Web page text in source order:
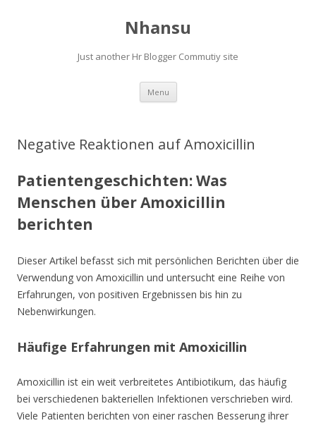
Nhansu
Just another Hr Blogger Commutiy site
Menu Skip to content
Negative Reaktionen auf Amoxicillin
Patientengeschichten: Was
Menschen über Amoxicillin
berichten
Dieser Artikel befasst sich mit persönlichen Berichten über die
Verwendung von Amoxicillin und untersucht eine Reihe von
Erfahrungen, von positiven Ergebnissen bis hin zu
Nebenwirkungen.
Häufige Erfahrungen mit Amoxicillin
Amoxicillin ist ein weit verbreitetes Antibiotikum, das häufig
bei verschiedenen bakteriellen Infektionen verschrieben wird.
Viele Patienten berichten von einer raschen Besserung ihrer